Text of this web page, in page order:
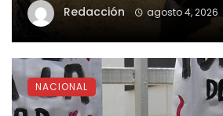
Redacción agosto 4, 2026
NACIONAL